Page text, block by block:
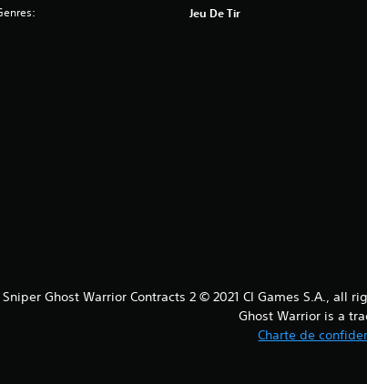
Jeu De Tir
Sniper Ghost Warrior Contracts 2 © 2021 CI Games S.A., all
Ghost Warrior is a
Charte de